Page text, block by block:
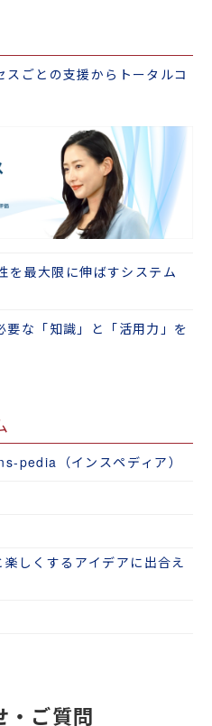
ごとの支援からトータルコ
を最大限に伸ばすシステム
な「知識」と「活用力」を
pedia（インスペディア）
しくするアイデアに出合え
・ご質問